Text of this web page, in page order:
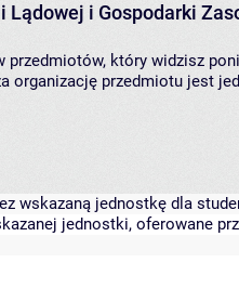
Lądowej i Gospodarki
przedmiotów, który widzisz
przedmiotu jest
wskazaną jednostkę dla
jednostki, oferowane